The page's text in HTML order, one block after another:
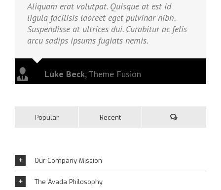
Aliquam erat volutpat. Quisque at est id
ligula facilisis laoreet eget pulvinar nibh.
Suspendisse at ultrices dui. Curabitur ac felis
arcu sadips ipsums fugiats nemis.
Luke Beck,Theme Fusion
Popular Recent
Our Company Mission
The Avada Philosophy